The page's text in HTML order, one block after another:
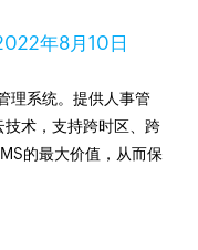
年8月10日
理系统。提供人事管
术，支持跨时区、跨
的最大价值，从而保